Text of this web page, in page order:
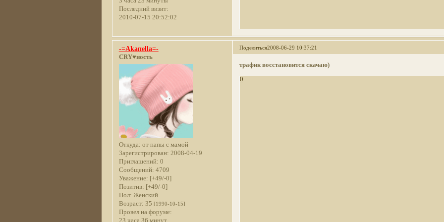
Последний визит:
2010-07-15 20:52:02
Поделиться2008-06-29 10:37:21
-=Akaпella=-
CRY♥ность
Откуда: от папы с мамой
Зарегистрирован: 2008-04-19
Приглашений: 0
Сообщений: 4709
Уважение: [+49/-0]
Позитив: [+49/-0]
Пол: Женский
Возраст: 35 [1990-10-15]
Провел на форуме:
23 часа 36 минут
трафик восстановится скачаю)
0